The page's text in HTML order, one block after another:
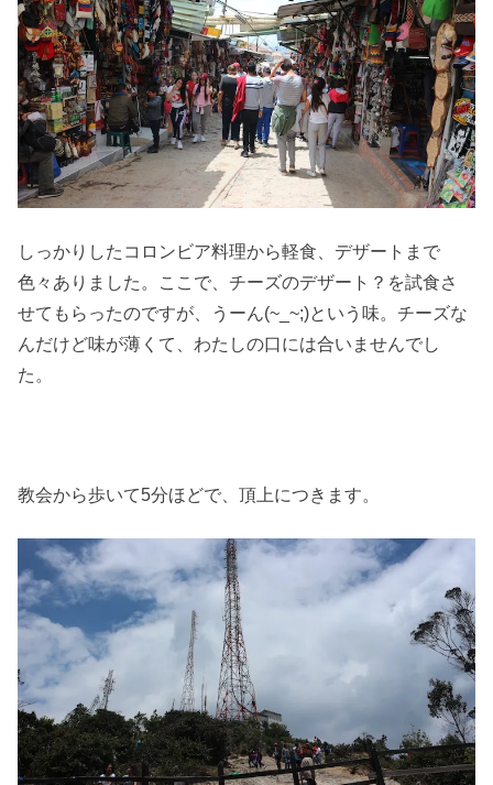
しっかりしたコロンビア料理から軽食、デザートまで
色々ありました。ここで、チーズのデザート？を試食さ
せてもらったのですが、うーん(~_~;)という味。チーズな
んだけど味が薄くて、わたしの口には合いませんでし
た。
教会から歩いて5分ほどで、頂上につきます。